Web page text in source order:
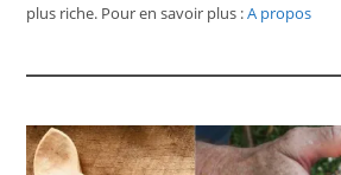
plus riche. Pour en savoir plus :A propos